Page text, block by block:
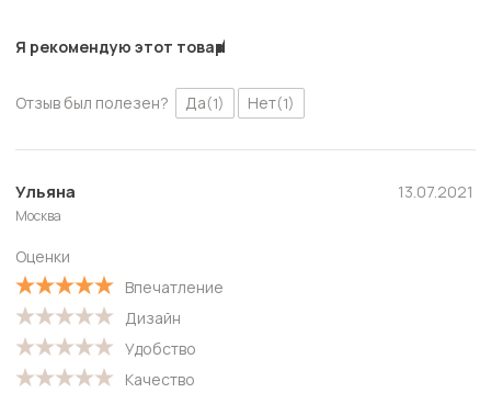
Я рекомендую этот товар
Отзыв был полезен? Да(1) Нет(1)
Ульяна
Москва
Оценки
Впечатление
Дизайн
Удобство
Качество
13.07.2021